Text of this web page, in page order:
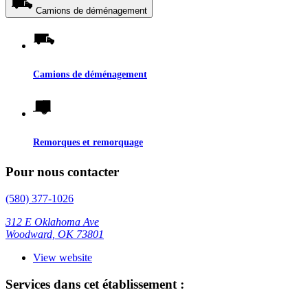
Camions de déménagement
Camions de déménagement
Remorques et remorquage
Pour nous contacter
(580) 377-1026
312 E Oklahoma Ave
Woodward, OK 73801
View website
Services dans cet établissement :